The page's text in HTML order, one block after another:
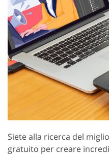
Siete alla ricerca del
gratuito per creare